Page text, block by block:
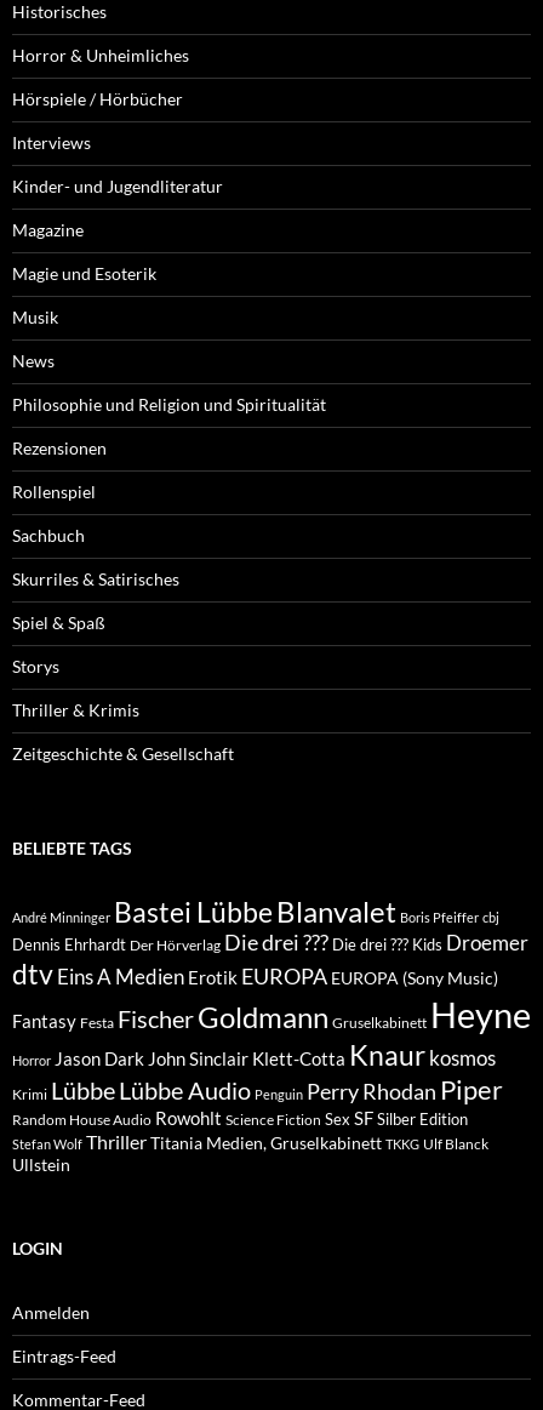
Historisches
Horror & Unheimliches
Hörspiele / Hörbücher
Interviews
Kinder- und Jugendliteratur
Magazine
Magie und Esoterik
Musik
News
Philosophie und Religion und Spiritualität
Rezensionen
Rollenspiel
Sachbuch
Skurriles & Satirisches
Spiel & Spaß
Storys
Thriller & Krimis
Zeitgeschichte & Gesellschaft
BELIEBTE TAGS
André Minninger Bastei Lübbe Blanvalet Boris Pfeiffer cbj
Dennis Ehrhardt Der Hörverlag Die drei ??? Die drei ??? Kids Droemer
dtvEins A Medien Erotik EUROPA EUROPA (Sony Music)
Fantasy Festa FischerGoldmann Gruselkabinett Heyne
Horror Jason Dark John Sinclair Klett-Cotta Knaur kosmos
Krimi LübbeLübbe Audio Penguin Perry Rhodan Piper
Random House Audio Rowohlt Science Fiction Sex SFSilber Edition
Stefan Wolf ThrillerTitania Medien, Gruselkabinett TKKG Ulf Blanck
Ullstein
LOGIN
Anmelden
Eintrags-Feed
Kommentar-Feed